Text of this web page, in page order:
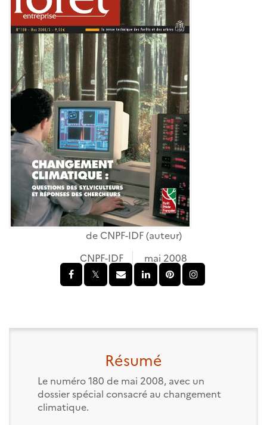
de CNPF-IDF(auteur)
CNPF-IDF
mai 2008
Résumé
Le numéro 180 de mai 2008, avec un
dossier spécial consacré au changement
climatique.